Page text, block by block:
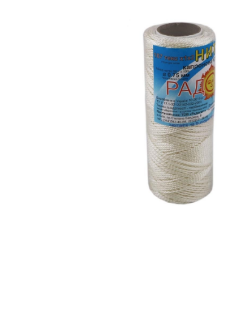
Семенной картофель
Саженцы декоративные
Средства защиты растений
Для комнатных растений
Для ландшафтного дизайна
Инструменты и инвентарь